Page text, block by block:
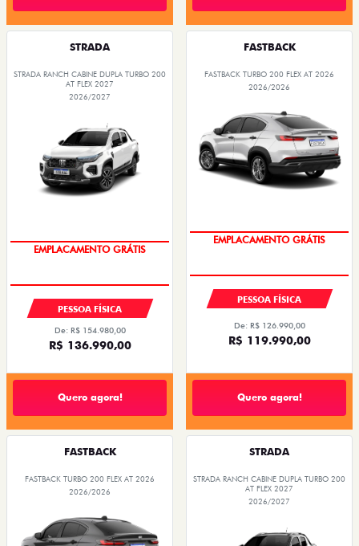
STRADA
STRADA RANCH CABINE DUPLA TURBO 200
AT FLEX 2027
2026/2027
OPORTUNIDADE
PESSOA FÍSICA
De: R$ 154.980,00
R$ 136.990,00
Quero agora!
FASTBACK
FASTBACK TURBO 200 FLEX AT 2026
2026/2026
OPORTUNIDADE
PESSOA FÍSICA
De: R$ 126.990,00
R$ 119.990,00
Quero agora!
FASTBACK
FASTBACK TURBO 200 FLEX AT 2026
2026/2026
STRADA
STRADA RANCH CABINE DUPLA TURBO 200
AT FLEX 2027
2026/2027